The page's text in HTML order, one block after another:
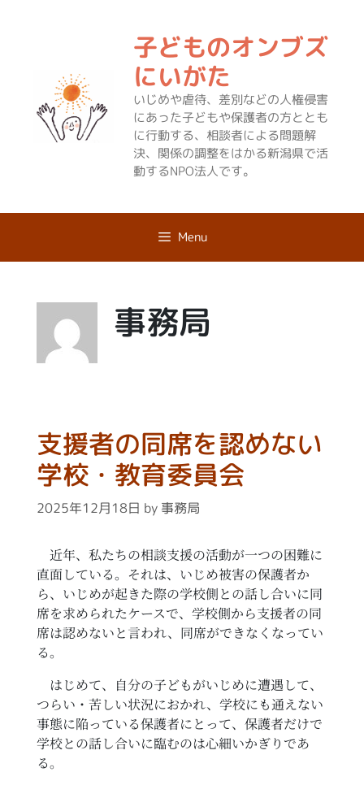
子どものオンブズ
にいがた
いじめや虐待、差別などの人権侵害
にあった子どもや保護者の方ととも
に行動する、相談者による問題解
決、関係の調整をはかる新潟県で活
動するNPO法人です。
Menu
事務局
支援者の同席を認めない
学校・教育委員会
2025年12月18日 by 事務局
近年、私たちの相談支援の活動が一つの困難に
直面している。それは、いじめ被害の保護者か
ら、いじめが起きた際の学校側との話し合いに同
席を求められたケースで、学校側から支援者の同
席は認めないと言われ、同席ができなくなってい
る。
はじめて、自分の子どもがいじめに遭遇して、
つらい・苦しい状況におかれ、学校にも通えない
事態に陥っている保護者にとって、保護者だけで
学校との話し合いに臨むのは心細いかぎりであ
る。